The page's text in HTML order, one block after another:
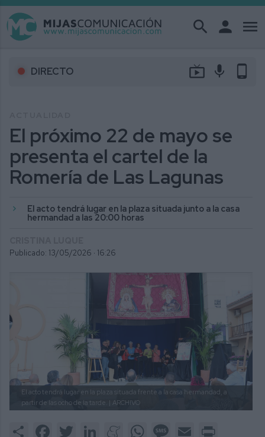
search person menu
DIRECTO live_tv mic phone_android
El próximo 22 de mayo se
presenta el cartel de la
Romería de Las Lagunas
El acto tendrá lugar en la plaza situada junto a la casa
hermandad a las 20:00 horas
Publicado: 13/05/2026 · 16:26
El acto tendrá lugar en la plaza situada frente a la casa hermandad, a
partir de las ocho de la tarde. | ARCHIVO
Share FacebookTwitter LinkedInMeneameWhatsAppMessage
Email